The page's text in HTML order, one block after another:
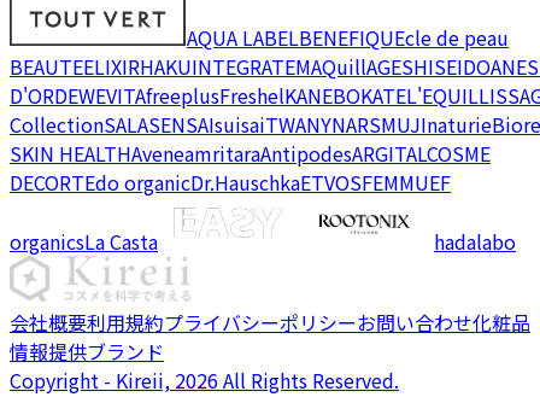
AQUA LABELBENEFIQUEcle de peau
BEAUTEELIXIRHAKUINTEGRATEMAQuillAGESHISEIDO
D'ORDEWEVITAfreeplusFreshelKANEBOKATEL'EQUIL
CollectionSALASENSAIsuisaiTWANYNARSMUJInaturieBiore
SKIN HEALTHAveneamritaraAntipodesARGITALCOSME
DECORTEdo organicDr.HauschkaETVOSFEMMUEF
organicsLa Casta hadalabo
会社概要利用規約プライバシーポリシーお問い合わせ化粧品
情報提供ブランド
Copyright - Kireii, 2026 All Rights Reserved.